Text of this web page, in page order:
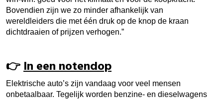
Bovendien zijn we zo minder afhankelijk van
wereldleiders die met één druk op de knop de kraan
dichtdraaien of prijzen verhogen.”
👉In een notendop
Elektrische auto’s zijn vandaag voor veel mensen
onbetaalbaar. Tegelijk worden benzine- en dieselwagens